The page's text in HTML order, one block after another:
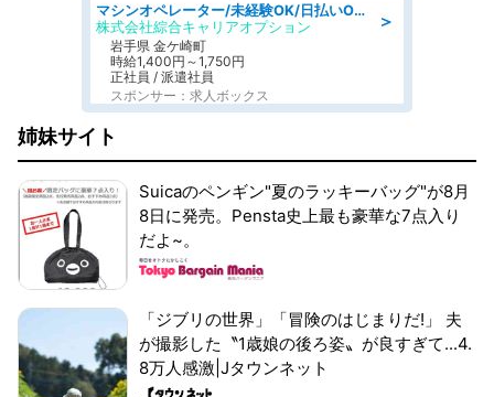
＞
マシンオペレーター/未経験OK/日払いOK/寮完備/交替制/20・30・40代活躍中
株式会社綜合キャリアオプション
岩手県 金ケ崎町
時給1,400円～1,750円
正社員 / 派遣社員
スポンサー：求人ボックス
姉妹サイト
Suicaのペンギン"夏のラッキーバッグ"が8月
8日に発売。Pensta史上最も豪華な7点入り
だよ~。
「ジブリの世界」「冒険のはじまりだ!」 夫
が撮影した〝1歳娘の後ろ姿〟が良すぎて...4.
8万人感激|Jタウンネット